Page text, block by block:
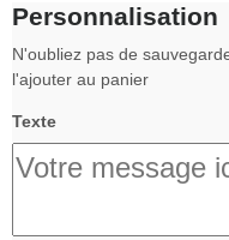
Personnalisation
N'oubliez pas de
l'ajouter au panier
Texte